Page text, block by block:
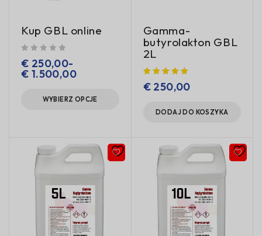
Kup GBL online
€ 250,00-
€ 1.500,00
WYBIERZ OPCJE
Gamma-
butyrolakton GBL
2L
€250,00
DODAJ DO KOSZYKA